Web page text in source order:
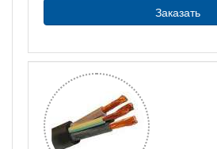
Заказать